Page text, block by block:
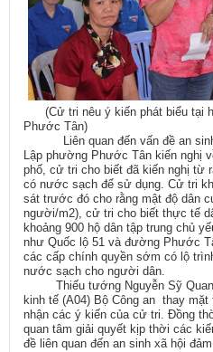
(Cử tri nêu ý kiến phát biểu tại
Phước Tân)
Liên quan đến vấn đề an sinh
Lập phường Phước Tân kiến nghị
phố, cử tri cho biết đã kiến nghị từ
có nước sạch để sử dụng. Cử tri
sát trước đó cho rằng mật độ dân
người/m2), cử tri cho biết thực tế
khoảng 900 hộ dân tập trung chủ
như Quốc lộ 51 và đường Phước
các cấp chính quyền sớm có lộ
nước sạch cho người dân.
Thiếu tướng Nguyễn Sỹ
kinh tế (A04) Bộ Công an thay
nhận các ý kiến của cử tri. Đồng
quan tâm giải quyết kịp thời các
đề liên quan đến an sinh xã hội